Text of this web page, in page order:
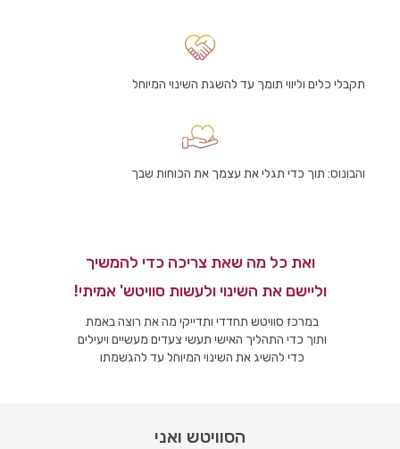
תקבלי כלים וליווי תומך עד להשגת השינוי המיוחל
והבונוס: תוך כדי תגלי את עצמך את הכוחות שבך
ואת כל מה שאת צריכה כדי להמשיך
וליישם את השינוי ולעשות סוויטש' אמיתי!
במרכז סוויטש תחדדי ותדייקי מה את רוצה באמת
ותוך כדי התהליך האישי תעשי צעדים מעשיים ויעילים
כדי להשיג את השינוי המיוחל עד להגשמתו
הסוויטש ואני